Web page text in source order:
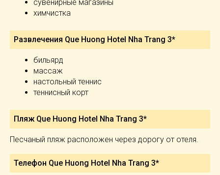
сувенирные магазины
химчистка
Развлечения Que Huong Hotel Nha Trang 3*
бильярд
массаж
настольный теннис
теннисный корт
Пляж Que Huong Hotel Nha Trang 3*
Песчаный пляж расположен через дорогу от отеля.
Телефон Que Huong Hotel Nha Trang 3*